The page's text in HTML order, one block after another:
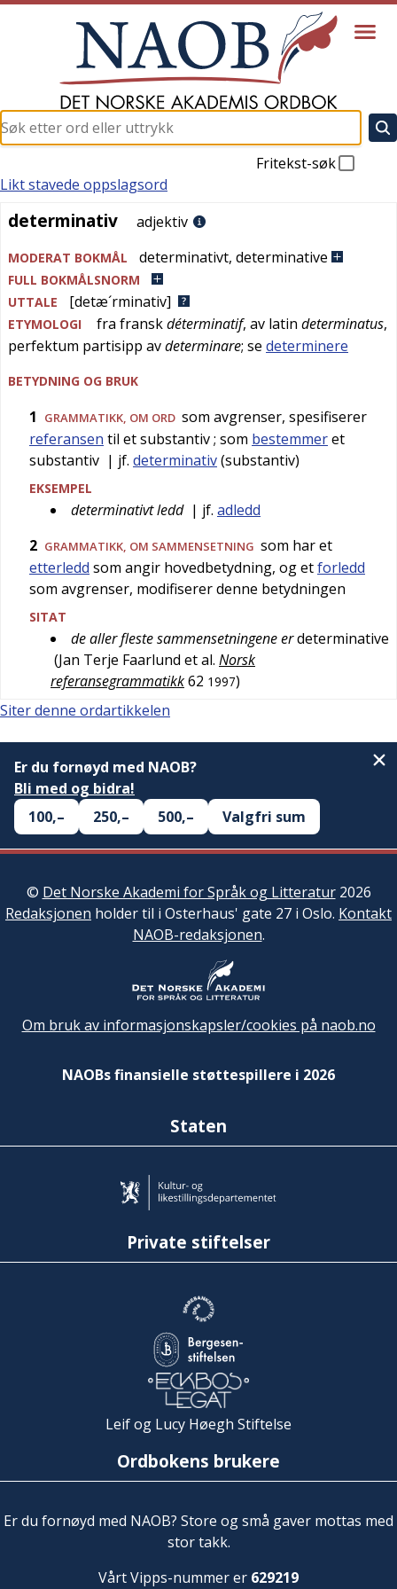
Fritekst-søk
determinativ
Likt stavede oppslagsord
determinativ adjektiv
MODERAT BOKMÅL determinativt, determinative
FULL BOKMÅLSNORM
UTTALE
[detæ´rminativ]
ETYMOLOGI fra franskdéterminatif, av latin determinatus,
perfektum partisipp avdeterminare; se determinere
BETYDNING OG BRUK
1 GRAMMATIKK, OM ORD som avgrenser, spesifiserer
referansen til et substantiv; som bestemmeret
substantiv | jf. determinativ(substantiv)
EKSEMPEL
determinativt ledd | jf. adledd
2 GRAMMATIKK, OM SAMMENSETNING som har et
etterledd som angir hovedbetydning, og etforledd
som avgrenser, modifiserer denne betydningen
SITAT
de aller fleste sammensetningene erdeterminative
(Jan Terje Faarlund et al. Norsk
referansegrammatikk62 1997)
Siter denne ordartikkelen
Er du fornøyd med NAOB?
Bli med og bidra!
100,–
250,– 500,– Valgfri sum
© Det Norske Akademi for Språk og Litteratur2026
Redaksjonen holder til i Osterhaus' gate 27 i Oslo. Kontakt
NAOB-redaksjonen.
Om bruk av informasjonskapsler/cookies på naob.no
NAOBs finansielle støttespillere i 2026
Staten
Private stiftelser
Leif og Lucy Høegh Stiftelse
Ordbokens brukere
Er du fornøyd med NAOB? Store og små gaver mottas med
stor takk.
Vårt Vipps-nummer er 629219